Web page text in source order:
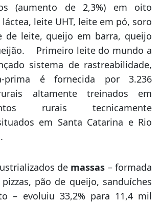
(aumento de 2,3%) em oito
leite UHT, leite em pó, soro
de leite, queijo em barra, queijo
Primeiro leite do mundo a
sistema de rastreabilidade,
prima é fornecida por 3.236
altamente treinados em
rurais tecnicamente
em Santa Catarina e Rio
de massas – formada
pão de queijo, sanduíches
– evoluiu 33,2% para 11,4 mil